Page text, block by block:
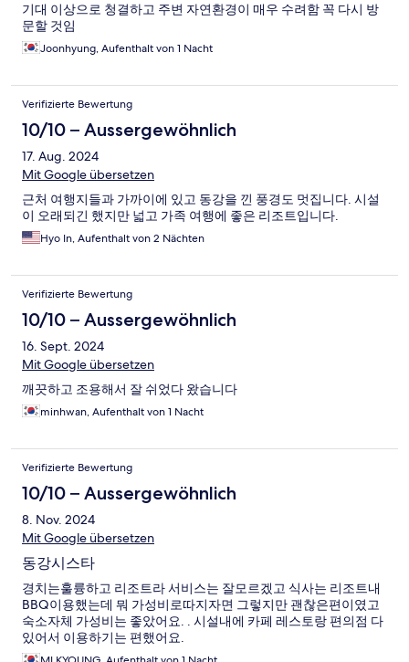
기대 이상으로 청결하고 주변 자연환경이 매우 수려함 꼭 다시 방
문할 것임
Joonhyung, Aufenthalt von 1 Nacht
Verifizierte Bewertung
10/10 – Aussergewöhnlich
17. Aug. 2024
Mit Google übersetzen
근처 여행지들과 가까이에 있고 동강을 낀 풍경도 멋집니다. 시설
이 오래되긴 했지만 넓고 가족 여행에 좋은 리조트입니다.
Hyo In, Aufenthalt von 2 Nächten
Verifizierte Bewertung
10/10 – Aussergewöhnlich
16. Sept. 2024
Mit Google übersetzen
깨끗하고 조용해서 잘 쉬었다 왔습니다
minhwan, Aufenthalt von 1 Nacht
Verifizierte Bewertung
10/10 – Aussergewöhnlich
8. Nov. 2024
Mit Google übersetzen
동강시스타
경치는훌륭하고 리조트라 서비스는 잘모르겠고 식사는 리조트내
BBQ이용했는데 뭐 가성비로따지자면 그렇지만 괜찮은편이였고
숙소자체 가성비는 좋았어요. . 시설내에 카페 레스토랑 편의점 다
있어서 이용하기는 편했어요.